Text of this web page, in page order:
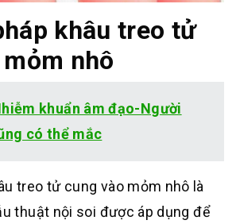
khâu treo tử
nhô
khuẩn âm đạo-Người
có thể mắc
treo tử cung vào mỏm nhô là
thuật nội soi được áp dụng để